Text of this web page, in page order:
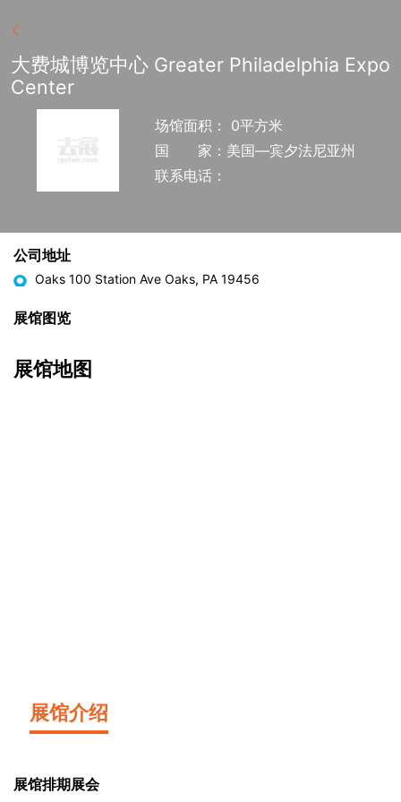
大费城博览中心 Greater Philadelphia Expo
Center
场馆面积： 0平方米
国
家：美国—宾夕法尼亚州
联系电话：
公司地址
Oaks 100 Station Ave Oaks, PA 19456
展馆图览
展馆地图
展馆介绍
展馆排期展会